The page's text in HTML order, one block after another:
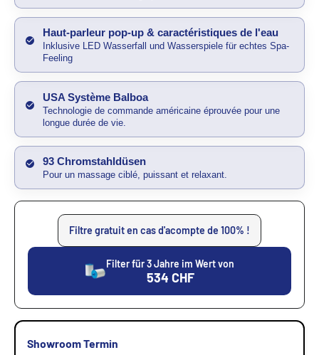
Haut-parleur pop-up & caractéristiques de l'eau
Inklusive LED Wasserfall und Wasserspiele für echtes Spa-
Feeling
USA Système Balboa
Technologie de commande américaine éprouvée pour une
longue durée de vie.
93 Chromstahldüsen
Pour un massage ciblé, puissant et relaxant.
Filtre gratuit en cas d'acompte de 100% !
Filter für 3 Jahre im Wert von
534 CHF
Showroom Termin